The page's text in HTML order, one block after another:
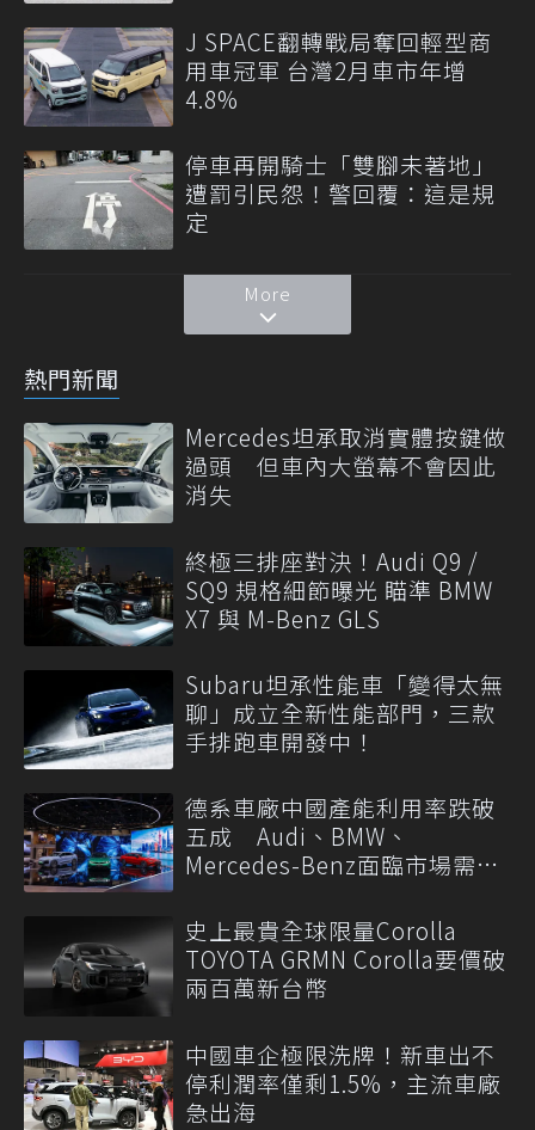
J SPACE翻轉戰局奪回輕型商
用車冠軍 台灣2月車市年增
4.8%
停車再開騎士「雙腳未著地」
遭罰引民怨！警回覆：這是規
定
More
熱門新聞
Mercedes坦承取消實體按鍵做
過頭 但車內大螢幕不會因此
消失
終極三排座對決！Audi Q9 /
SQ9 規格細節曝光 瞄準 BMW
X7 與 M-Benz GLS
Subaru坦承性能車「變得太無
聊」成立全新性能部門，三款
手排跑車開發中！
德系車廠中國產能利用率跌破
五成 Audi、BMW、
Mercedes-Benz面臨市場需求
史上最貴全球限量Corolla
TOYOTA GRMN Corolla要價破
兩百萬新台幣
中國車企極限洗牌！新車出不
停利潤率僅剩1.5%，主流車廠
急出海